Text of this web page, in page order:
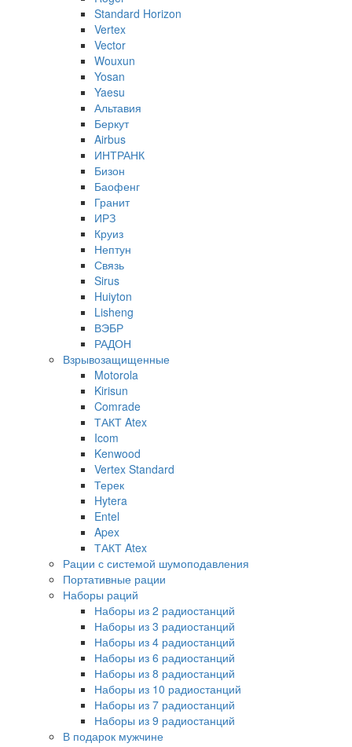
Standard Horizon
Vertex
Vector
Wouxun
Yosan
Yaesu
Альтавия
Беркут
Airbus
ИНТРАНК
Бизон
Баофенг
Гранит
ИРЗ
Круиз
Нептун
Связь
Sirus
Huiyton
Lisheng
ВЭБР
РАДОН
Взрывозащищенные
Motorola
Kirisun
Comrade
ТАКТ Atex
Icom
Kenwood
Vertex Standard
Терек
Hytera
Entel
Apex
ТАКТ Atex
Рации с системой шумоподавления
Портативные рации
Наборы раций
Наборы из 2 радиостанций
Наборы из 3 радиостанций
Наборы из 4 радиостанций
Наборы из 6 радиостанций
Наборы из 8 радиостанций
Наборы из 10 радиостанций
Наборы из 7 радиостанций
Наборы из 9 радиостанций
В подарок мужчине